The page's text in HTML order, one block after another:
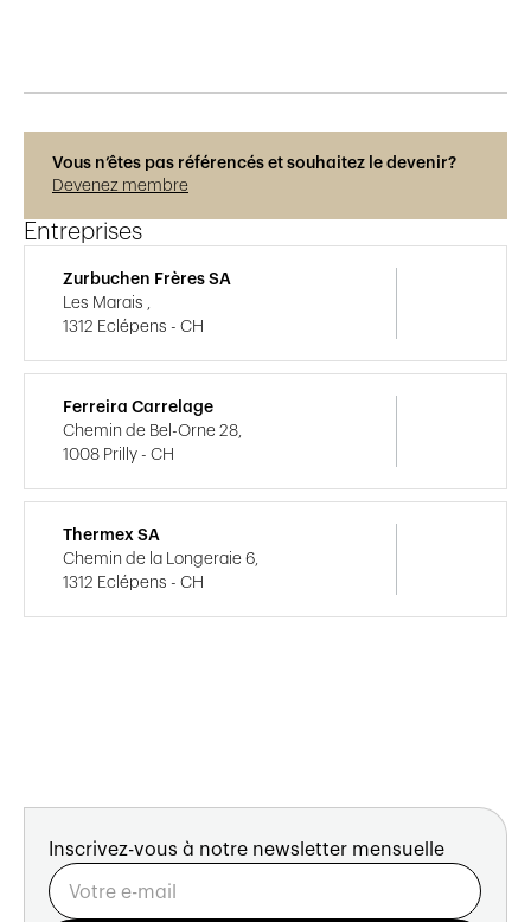
Vous n’êtes pas référencés et souhaitez le devenir?
Devenez membre
Entreprises
Zurbuchen Frères SA
Les Marais ,
1312 Eclépens - CH
Ferreira Carrelage
Chemin de Bel-Orne 28,
1008 Prilly - CH
Thermex SA
Chemin de la Longeraie 6,
1312 Eclépens - CH
Inscrivez-vous à notre newsletter mensuelle